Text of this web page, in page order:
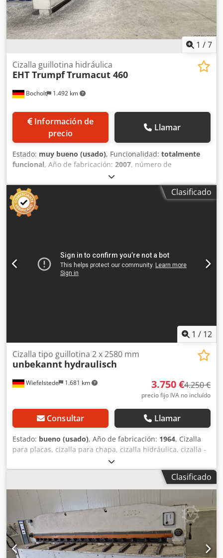
1 /7
Bocholt 1.492 km
Cizalla guillotina hidráulica
EHT TrumpfTrumacut 460
Información de
precio
Llamar
Estado: muy bueno (usado), Funcionalidad: totalmente
funcional, Año de fabricación: 2007, número de
, Cizalla hidráulica EHT Trumpf,
modelo TrumaCut 460 ancho de trabajo: 6050 mm
Chjdpozf Ifijfx Aptea espesor máximo de la chapa: 4 mm
(acero) control CNC Cybelec, tipo DNC 60-GS sistema
neumático de sujeción de la chapa tope trasero
Clasificado
1 / 12
Wiefelstede 1.681 km
Cizalla tipo guillotina 2 x 2580 mm
unbekannt hydraulisch
3.750 €4.250 €
precio fijo IVA no incluído
Consultar Llamar
Estado: bueno (usado), Año de fabricación: 1964, Cizalla
para placas, cizalla para chapa, cizalla hidráulica, cizalla -
Cizalla para placas: hidráulica -Ancho de corte: 2580 mm -
Grosor máximo de corte: acero 2 mm / aluminio 3 mm
Cjdpfxjhr Exie Aptjha -Espacio requerido: 3020/2000/1320
mm -Dimensiones para el transporte: 3020/2000/1320 mm
-Peso: 3185 kg
Clasificado